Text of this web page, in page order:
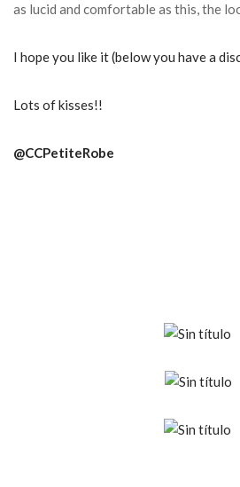
as lucid and comfortable as this, the
I hope you like it (below you have a
Lots of kisses!!
@CCPetiteRobe